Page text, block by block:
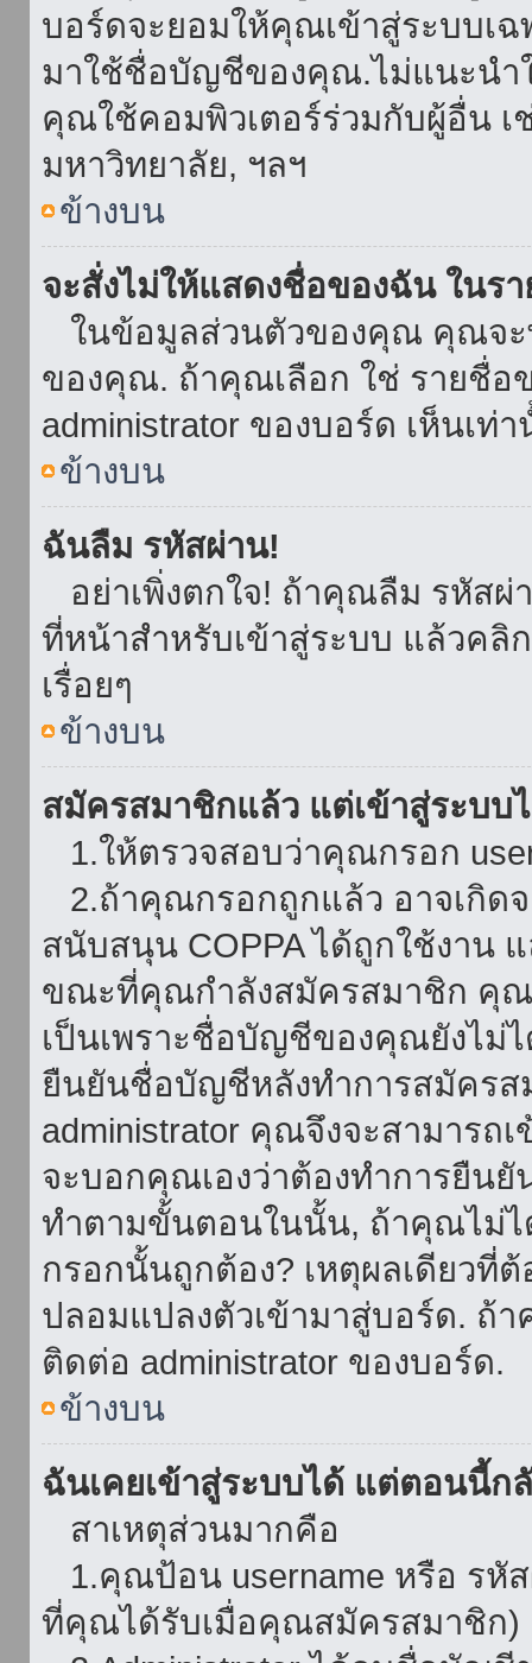
บอร์ดจะยอมให้คุณเข้าสู่ระบบเ
มาใช้ชื่อบัญชีของคุณ.ไม่แนะนำ
คุณใช้คอมพิวเตอร์ร่วมกับผู้อื่น เ
มหาวิทยาลัย, ฯลฯ
ข้างบน
จะสั่งไม่ให้แสดงชื่อของฉัน ในร
ในข้อมูลส่วนตัวของคุณ คุณจะ
ของคุณ. ถ้าคุณเลือก ใช่ รายชื่
administrator ของบอร์ด เห็นเ
ข้างบน
ฉันลืม รหัสผ่าน!
อย่าเพิ่งตกใจ! ถ้าคุณลืม รหัสผ่
ที่หน้าสำหรับเข้าสู่ระบบ แล้วค
เรื่อยๆ
ข้างบน
สมัครสมาชิกแล้ว แต่เข้าสู่ระบบ
1.ให้ตรวจสอบว่าคุณกรอก
2.ถ้าคุณกรอกถูกแล้ว อาจเกิด
สนับสนุน COPPA ได้ถูกใช้งาน
ขณะที่คุณกำลังสมัครสมาชิก คุ
เป็นเพราะชื่อบัญชีของคุณยังไม่
ยืนยันชื่อบัญชีหลังทำการสมัครส
administrator คุณจึงจะสามาร
จะบอกคุณเองว่าต้องทำการยืน
ทำตามขั้นตอนในนั้น, ถ้าคุณไม่
กรอกนั้นถูกต้อง? เหตุผลเดียวที่
ปลอมแปลงตัวเข้ามาสู่บอร์ด. ถ้
ติดต่อ administrator ของบอร์ด.
ข้างบน
ฉันเคยเข้าสู่ระบบได้ แต่ตอนนี้ก
สาเหตุส่วนมากคือ
1.คุณป้อน username หรือ รหั
ที่คุณได้รับเมื่อคุณสมัครสมาชิก)